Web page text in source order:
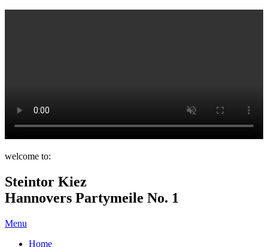
welcome to:
Steintor Kiez
Hannovers Partymeile No. 1
Menu
Home